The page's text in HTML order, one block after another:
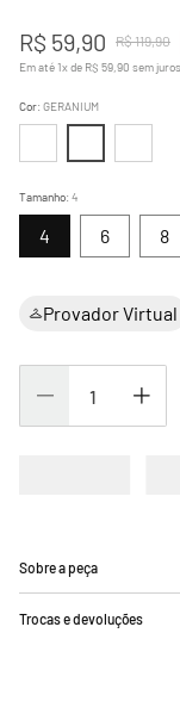
R$ 59,90 R$119,90
Em até 1x de R$ 59 90 sem juros
Tamanho: 4
4 6 8
Cor: GERANIUM
Provador Virtual
Sobre a peça
Trocas e devoluções